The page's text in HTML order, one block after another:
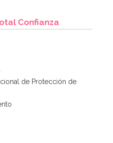
Confianza
de Protección de